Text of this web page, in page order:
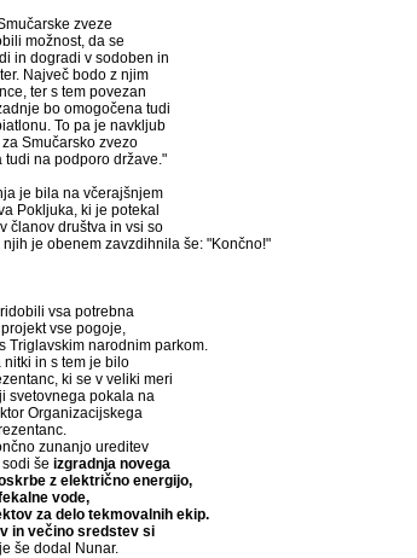
zveze
možnost, da se
in dogradi v sodoben in
Največ bodo z njim
ter s tem povezan
bo omogočena tudi
To pa je navkljub
Smučarsko zvezo
na podporo države."
je bila na včerajšnjem
Pokljuka, ki je potekal
članov društva in vsi so
je obenem zavzdihnila še: "Končno!"
vsa potrebna
vse pogoje,
Triglavskim narodnim parkom.
in s tem je bilo
ki se v veliki meri
svetovnega pokala na
Organizacijskega
zunanjo ureditev
še izgradnja novega
z električno energijo,
vode,
za delo tekmovalnih ekip.
in večino sredstev si
še dodal Nunar.